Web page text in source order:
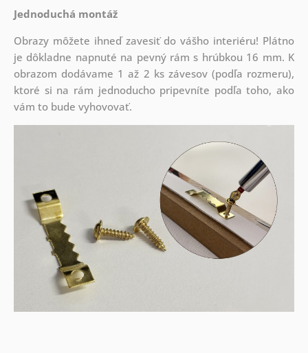
Jednoduchá montáž
Obrazy môžete ihneď zavesiť do vášho interiéru! Plátno
je dôkladne napnuté na pevný rám s hrúbkou 16 mm. K
obrazom dodávame 1 až 2 ks závesov (podľa rozmeru),
ktoré si na rám jednoducho pripevníte podľa toho, ako
vám to bude vyhovovať.